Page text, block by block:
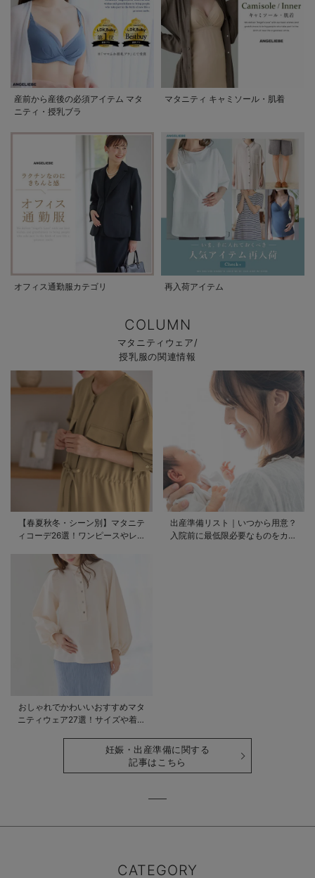
産前から産後の必須アイテム マタ
ニティ・授乳ブラ
マタニティ キャミソール・肌着
オフィス通勤服カテゴリ 再入荷アイテム
COLUMN
マタニティウェア/
授乳服の関連情報
【春夏秋冬・シーン別】マタニテ
ィコーデ26選！ワンピースやレギ
出産準備リスト｜いつから用意？
入院前に最低限必要なものをカテ
おしゃれでかわいいおすすめマタ
ニティウェア27選！サイズや着る
妊娠・出産準備に関する
記事はこちら
CATEGORY